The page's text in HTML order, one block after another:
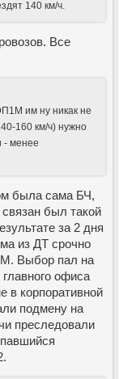
140 км/ч.
Все
им ну никак не
160 км/ч) нужно
- менее
была сама БЧ,
был такой
за 2 дня
из ДТ срочно
Выбор пал на
офиса
в корпоративной
подмену на
преследовали